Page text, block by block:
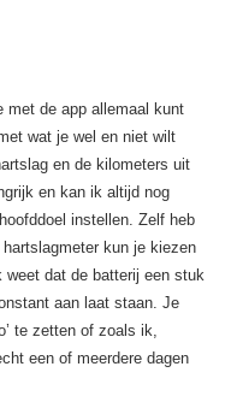
met de app allemaal kunt
wat je wel en niet wilt
en de kilometers uit
en kan ik altijd nog
instellen. Zelf heb
kun je kiezen
dat de batterij een stuk
aan laat staan. Je
te zetten of zoals ik,
een of meerdere dagen